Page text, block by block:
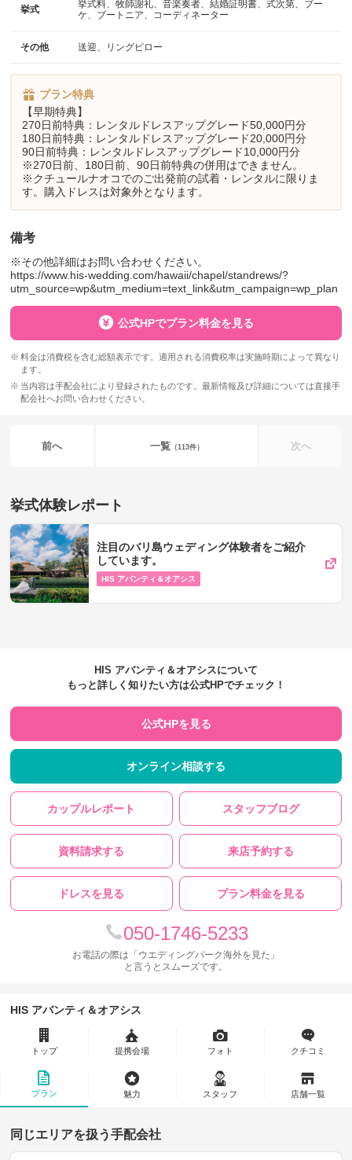
挙式
挙式料、牧師謝礼、音楽奏者、結婚証明書、式次第、ブー
ケ、ブートニア、コーディネーター
その他 送迎、リングピロー
プラン特典
【早期特典】
270日前特典：レンタルドレスアップグレード50,000円分
180日前特典：レンタルドレスアップグレード20,000円分
90日前特典：レンタルドレスアップグレード10,000円分
※270日前、180日前、90日前特典の併用はできません。
※クチュールナオコでのご出発前の試着・レンタルに限りま
す。購入ドレスは対象外となります。
備考
※その他詳細はお問い合わせください。
https://www.his-wedding.com/hawaii/chapel/standrews/?
utm_source=wp&utm_medium=text_link&utm_campaign=wp_plan
公式HPでプラン料金を見る
料金は消費税を含む総額表示です。適用される消費税率は実施時期によって異なり
ます。
当内容は手配会社により登録されたものです。最新情報及び詳細については直接手
配会社へお問い合わせください。
前へ 一覧 （113件） 次へ
挙式体験レポート
注目のバリ島ウェディング体験者をご紹介
しています。
HIS アバンティ＆オアシス
HIS アバンティ＆オアシスについて
もっと詳しく知りたい方は公式HPでチェック！
公式HPを見る
オンライン相談する
カップルレポート スタッフブログ
資料請求する 来店予約する
ドレスを見る プラン料金を見る
050-1746-5233
お電話の際は「ウエディングパーク海外を見た」
と言うとスムーズです。
HIS アバンティ＆オアシス
トップ 提携会場 フォト クチコミ
プラン 魅力 スタッフ 店舗一覧
同じエリアを扱う手配会社